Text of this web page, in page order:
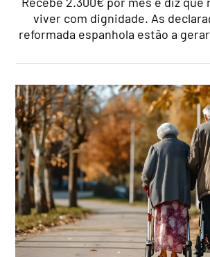
viver com dignidade. As
reformada espanhola estão a